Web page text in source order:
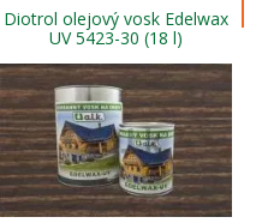
Diotrol olejový vosk Edelwax
UV 5423-30 (18 l)